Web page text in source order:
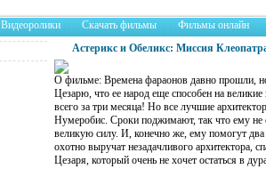
Видеоролики Скачать фильмы Фильмы онлайн
Астерикс и Обеликс: Миссия
О фильме: Времена фараонов давно прошли,
Цезарю, что ее народ еще способен на
всего за три месяца! Но все лучшие
Нумеробис. Сроки поджимают, так что ему
великую силу. И, конечно же, ему помогут
охотно выручат незадачливого архитектора,
Цезаря, который очень не хочет остаться в